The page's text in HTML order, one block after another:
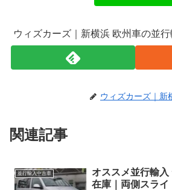
ウィズカーズ｜新横浜 欧州車の並
ウィズカーズ｜新
関連記事
並行輸入中古車
オススメ並行輸
在庫｜両側スラ